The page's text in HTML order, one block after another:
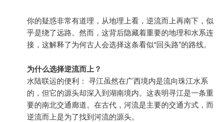
你的疑惑非常有道理，从地理上看，逆流而上再南下，似
乎是绕了远路。然而，这背后隐藏着重要的地理和水系连
接，这解释了为何古人会选择这条看似“回头路”的路线。
为什么选择逆流而上？
水陆联运的便利： 寻江虽然在广西境内是流向珠江水系
的，但它的源头却深入到湖南境内。这表明寻江是一条重
要的南北交通廊道。在古代，河流是主要的交通方式，而
逆流而上是为了找到河流的源头。